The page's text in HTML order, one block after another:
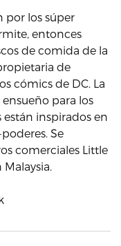
por los súper
entonces
de comida de la
de
cómics de DC. La
para los
están inspirados en
Se
comerciales Little